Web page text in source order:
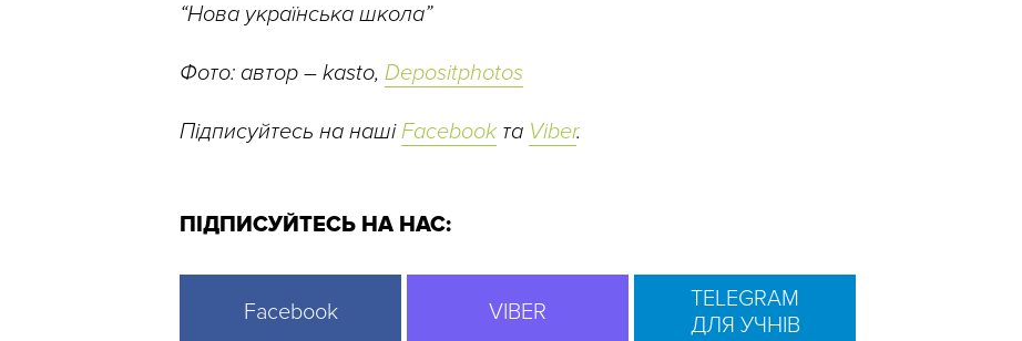
“Нова українська школа”
Фото: автор – kasto, Depositphotos
Підписуйтесь на нашіFacebookта Viber.
ПІДПИСУЙТЕСЬ НА НАС:
Facebook VIBER
TELEGRAM
ДЛЯ УЧНІВ